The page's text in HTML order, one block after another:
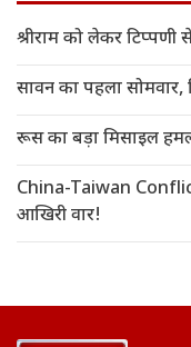
श्रीराम को लेकर टिप्पणी
सावन का पहला
रूस का बड़ा मिसाइल
China-Taiwan
आखिरी वार!